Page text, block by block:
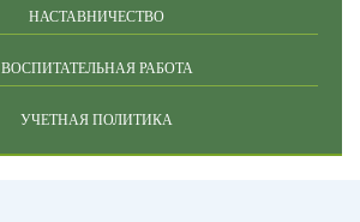
НАСТАВНИЧЕСТВО
ВОСПИТАТЕЛЬНАЯ РАБОТА
УЧЕТНАЯ ПОЛИТИКА